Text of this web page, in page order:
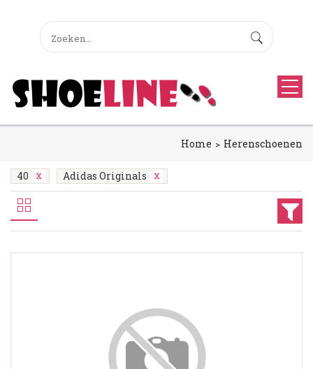
Home Herenschoenen
40 Adidas Originals